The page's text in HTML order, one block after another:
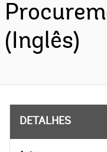
(Inglês)
DETALHES